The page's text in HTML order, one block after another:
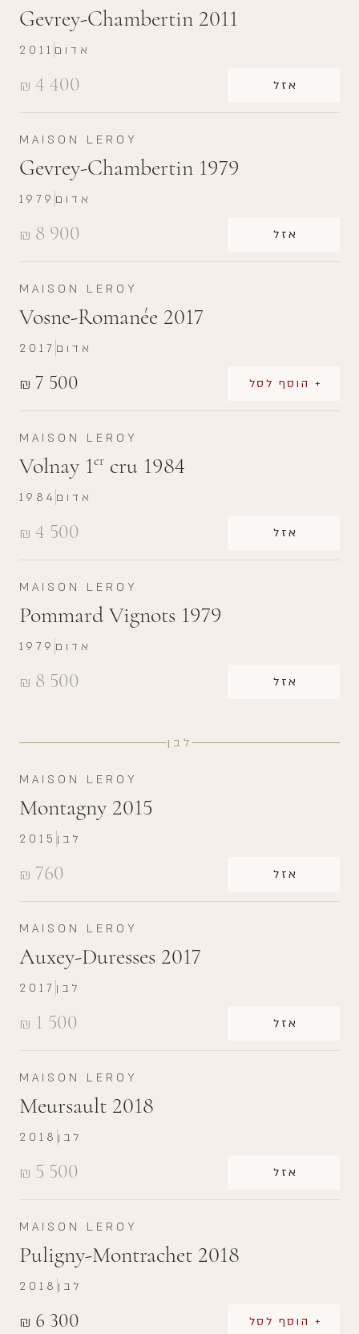
Gevrey-Chambertin 2011
₪ 4 400 אזל
2011 אדום
MAISON LEROY
Gevrey-Chambertin 1979
₪ 8 900 אזל
1979 אדום
MAISON LEROY
Vosne-Romanée 2017
₪ 7 500 + הוסף לסל
2017 אדום
MAISON LEROY
Volnay 1er cru 1984
₪ 4 500 אזל
1984 אדום
MAISON LEROY
Pommard Vignots 1979
₪ 8 500 אזל
1979 אדום
לבן
MAISON LEROY
Montagny 2015
₪ 760 אזל
2015 לבן
MAISON LEROY
Auxey-Duresses 2017
₪ 1 500 אזל
2017 לבן
MAISON LEROY
Meursault 2018
₪ 5 500 אזל
2018 לבן
MAISON LEROY
Puligny-Montrachet 2018
₪ 6 300 + הוסף לסל
2018 לבן